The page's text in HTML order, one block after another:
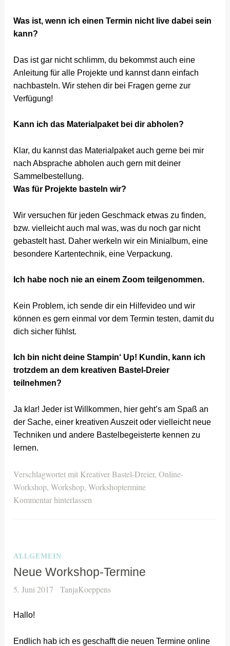
Was ist, wenn ich einen Termin nicht live dabei sein
kann?
Das ist gar nicht schlimm, du bekommst auch eine
Anleitung für alle Projekte und kannst dann einfach
nachbasteln. Wir stehen dir bei Fragen gerne zur
Verfügung!
Kann ich das Materialpaket bei dir abholen?
Klar, du kannst das Materialpaket auch gerne bei mir
nach Absprache abholen auch gern mit deiner
Sammelbestellung.
Was für Projekte basteln wir?
Wir versuchen für jeden Geschmack etwas zu finden,
bzw. vielleicht auch mal was, was du noch gar nicht
gebastelt hast. Daher werkeln wir ein Minialbum, eine
besondere Kartentechnik, eine Verpackung.
Ich habe noch nie an einem Zoom teilgenommen.
Kein Problem, ich sende dir ein Hilfevideo und wir
können es gern einmal vor dem Termin testen, damit du
dich sicher fühlst.
Ich bin nicht deine Stampin‘ Up! Kundin, kann ich
trotzdem an dem kreativen Bastel-Dreier
teilnehmen?
Ja klar! Jeder ist Willkommen, hier geht’s am Spaß an
der Sache, einer kreativen Auszeit oder vielleicht neue
Techniken und andere Bastelbegeisterte kennen zu
lernen.
Verschlagwortet mit Kreativer Bastel-Dreier,Online-
Workshop,Workshop,Workshoptermine
Kommentar hinterlassen
ALLGEMEIN
Neue Workshop-Termine
5. Juni 2017 TanjaKoeppens
Hallo!
Endlich hab ich es geschafft die neuen Termine online